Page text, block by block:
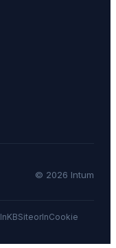
© 2026 Intum
InKBSiteorInCookie